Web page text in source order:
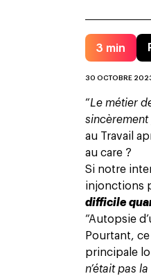
3 min
30 OCTOBRE
“Le métier
sincèrement
au Travail
au care ?
Si notre
injonctions
difficile
“Autopsie
Pourtant,
principale
n’était pas